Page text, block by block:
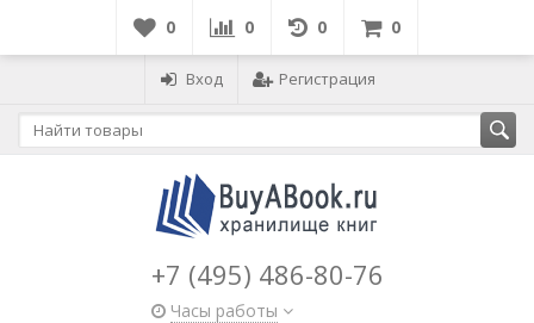
0 0 0 0
Вход Регистрация
+7 (495) 486-80-76
Часы работы